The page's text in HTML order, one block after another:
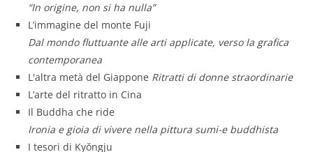
“In origine, non si ha nulla”
L’immagine del monte Fuji
Dal mondo fluttuante alle arti applicate, verso la grafica
contemporanea
L'altra metà del Giappone Ritratti di donne straordinarie
L’arte del ritratto in Cina
Il Buddha che ride
Ironia e gioia di vivere nella pittura sumi-e buddhista
I tesori di Kyŏngju